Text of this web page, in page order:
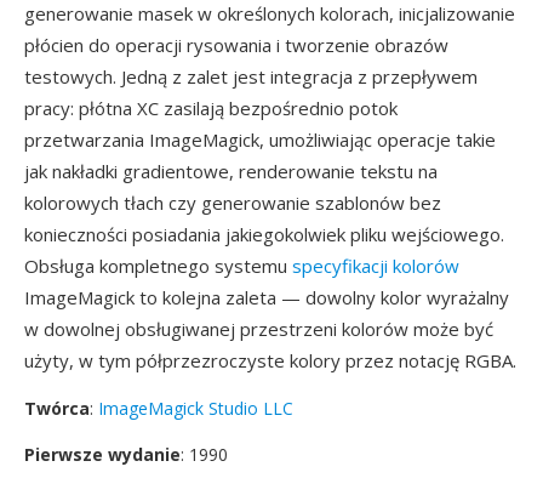
generowanie masek w określonych kolorach, inicjalizowanie
płócien do operacji rysowania i tworzenie obrazów
testowych. Jedną z zalet jest integracja z przepływem
pracy: płótna XC zasilają bezpośrednio potok
przetwarzania ImageMagick, umożliwiając operacje takie
jak nakładki gradientowe, renderowanie tekstu na
kolorowych tłach czy generowanie szablonów bez
konieczności posiadania jakiegokolwiek pliku wejściowego.
Obsługa kompletnego systemu specyfikacji kolorów
ImageMagick to kolejna zaleta — dowolny kolor wyrażalny
w dowolnej obsługiwanej przestrzeni kolorów może być
użyty, w tym półprzezroczyste kolory przez notację RGBA.
Twórca: ImageMagick Studio LLC
Pierwsze wydanie: 1990